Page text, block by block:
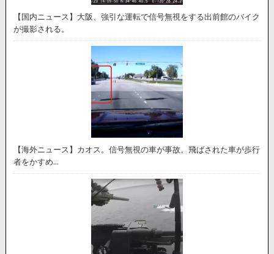
【国内ニュース】大阪、強引な運転で信号無視をする出前館のバイク
が撮影される。
【海外ニュース】カオス。信号無視の車が事故。飛ばされた車が歩行
者をかすめ…